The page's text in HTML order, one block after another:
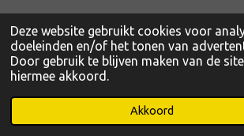
Deze website gebruikt cookies voor
doeleinden en/of het tonen van
Door gebruik te blijven maken van de
hiermee akkoord.
Akkoord